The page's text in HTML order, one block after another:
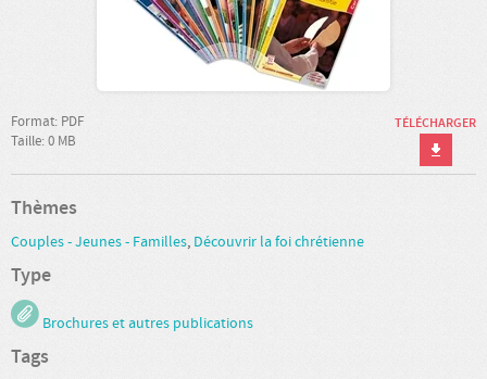
TÉLÉCHARGER
Format: PDF
Taille: 0 MB
Thèmes
Couples - Jeunes - Familles, Découvrir la foi chrétienne
Type
Brochures et autres publications
Tags